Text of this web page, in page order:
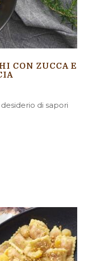
CON ZUCCA E
di sapori